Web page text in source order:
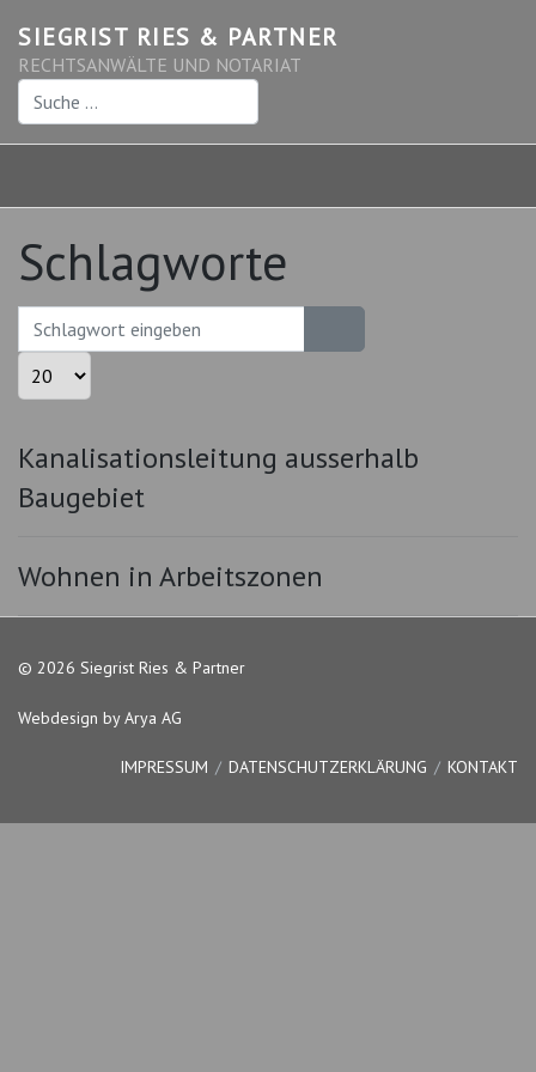
SIEGRIST RIES & PARTNER
RECHTSANWÄLTE UND NOTARIAT
Suchen
Schlagworte
Schlagwort eingeben
Anzeige #
Kanalisationsleitung ausserhalb
Baugebiet
Wohnen in Arbeitszonen
© 2026 Siegrist Ries & Partner
Webdesign by Arya AG
IMPRESSUM DATENSCHUTZERKLÄRUNG KONTAKT